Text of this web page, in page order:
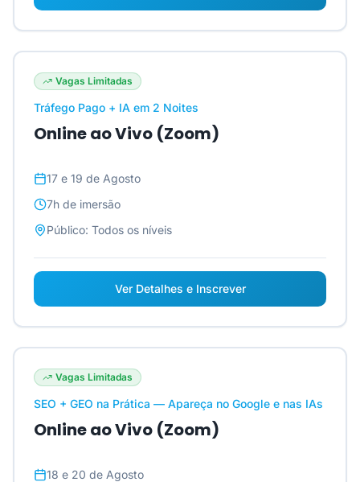
Vagas Limitadas
Tráfego Pago + IA em 2 Noites
Online ao Vivo (Zoom)
17 e 19 de Agosto
7h de imersão
Público: Todos os níveis
Ver Detalhes e Inscrever
Vagas Limitadas
SEO + GEO na Prática — Apareça no Google e nas IAs
Online ao Vivo (Zoom)
18 e 20 de Agosto